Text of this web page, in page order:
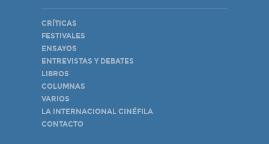
CRÍTICAS
FESTIVALES
ENSAYOS
ENTREVISTAS Y DEBATES
LIBROS
COLUMNAS
VARIOS
LA INTERNACIONAL CINÉFILA
CONTACTO